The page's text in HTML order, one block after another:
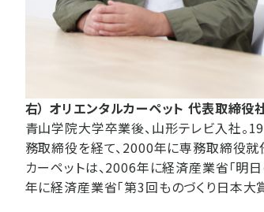
右） オリエンタルカーペット 代表取締役
青山学院大学卒業後、山形テレビ入社。
務取締役を経て、2000年に専務取締役就
カーペットは、2006年に経済産業省「明
年に経済産業省「第3回ものづくり日本大